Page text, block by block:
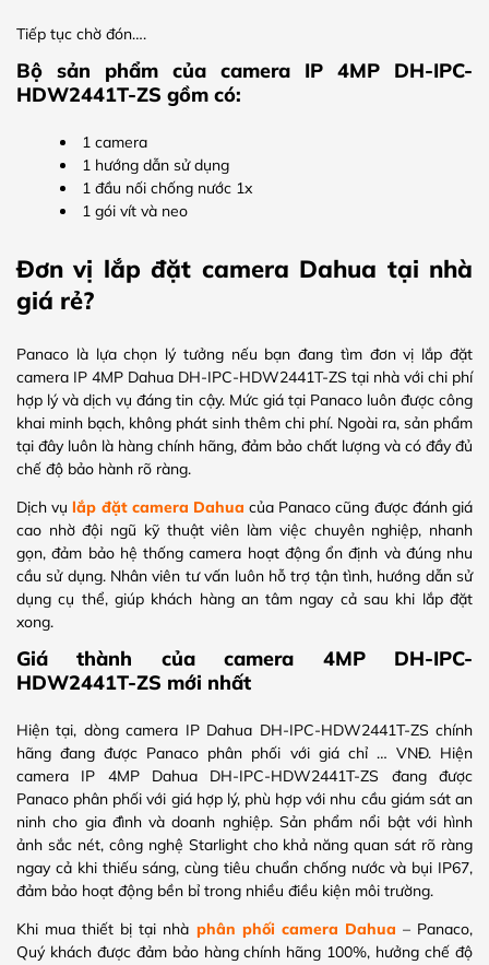
Tiếp tục chờ đón….
Bộ sản phẩm của camera IP 4MP DH-IPC-
HDW2441T-ZS gồm có:
1 camera
1 hướng dẫn sử dụng
1 đầu nối chống nước 1x
1 gói vít và neo
Đơn vị lắp đặt camera Dahua tại nhà
giá rẻ?
Panaco là lựa chọn lý tưởng nếu bạn đang tìm đơn vị lắp đặt
camera IP 4MP Dahua DH-IPC-HDW2441T-ZS tại nhà với chi phí
hợp lý và dịch vụ đáng tin cậy. Mức giá tại Panaco luôn được công
khai minh bạch, không phát sinh thêm chi phí. Ngoài ra, sản phẩm
tại đây luôn là hàng chính hãng, đảm bảo chất lượng và có đầy đủ
chế độ bảo hành rõ ràng.
Dịch vụ lắp đặt camera Dahua của Panaco cũng được đánh giá
cao nhờ đội ngũ kỹ thuật viên làm việc chuyên nghiệp, nhanh
gọn, đảm bảo hệ thống camera hoạt động ổn định và đúng nhu
cầu sử dụng. Nhân viên tư vấn luôn hỗ trợ tận tình, hướng dẫn sử
dụng cụ thể, giúp khách hàng an tâm ngay cả sau khi lắp đặt
xong.
Giá thành của camera 4MP DH-IPC-
HDW2441T-ZS mới nhất
Hiện tại, dòng camera IP Dahua DH-IPC-HDW2441T-ZS chính
hãng đang được Panaco phân phối với giá chỉ … VNĐ. Hiện
camera IP 4MP Dahua DH-IPC-HDW2441T-ZS đang được
Panaco phân phối với giá hợp lý, phù hợp với nhu cầu giám sát an
ninh cho gia đình và doanh nghiệp. Sản phẩm nổi bật với hình
ảnh sắc nét, công nghệ Starlight cho khả năng quan sát rõ ràng
ngay cả khi thiếu sáng, cùng tiêu chuẩn chống nước và bụi IP67,
đảm bảo hoạt động bền bỉ trong nhiều điều kiện môi trường.
Khi mua thiết bị tại nhà phân phối camera Dahua – Panaco,
Quý khách được đảm bảo hàng chính hãng 100%, hưởng chế độ